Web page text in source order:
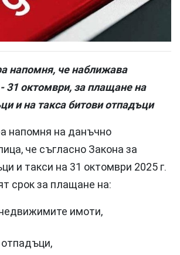
напомня, че наближава
31 октомври, за плащане на
и на таксa битови отпадъци
напомня на данъчно
че съгласно Закона за
и такси на 31 октомври 2025 г.
срок за плащане на:
имоти,
отпадъци,